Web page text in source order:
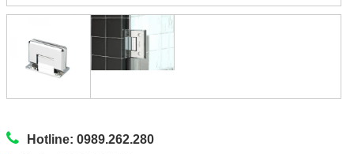
Hotline: 0989.262.280